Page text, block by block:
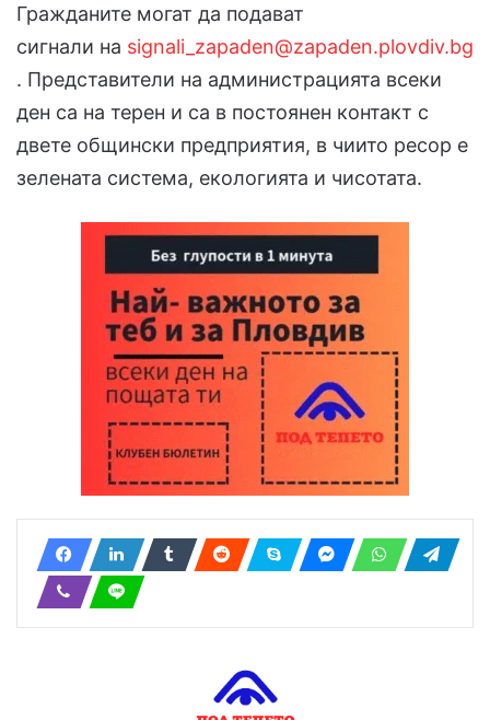
Гражданите могат да подават
сигнали на signali_zapaden@zapaden.plovdiv.bg
. Представители на администрацията всеки
ден са на терен и са в постоянен контакт с
двете общински предприятия, в чиито ресор е
зелената система, екологията и чисотата.